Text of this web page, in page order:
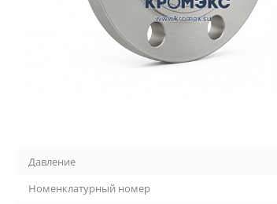
Давление
Номенклатурный номер